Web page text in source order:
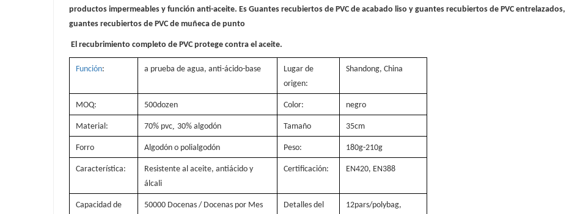
productos impermeables y función anti-aceite. Es Guantes recubiertos de PVC de acabado liso y guantes recubiertos de PVC entrelazados,
guantes recubiertos de PVC de muñeca de punto
El recubrimiento completo de PVC protege contra el aceite.
Función: a prueba de agua, anti-ácido-base
Lugar de
origen:
Shandong, China
MOQ: 500dozen Color: negro
Material: 70% pvc 30% algodón Tamaño 35cm
Forro Algodón o polialgodón Peso: 180g-210g
Característica:
Resistente al aceite, antiácido y
álcali
Certificación: EN420, EN388
Capacidad de
50000 Docenas / Docenas por Mes
Detalles del
12pars/polybag,